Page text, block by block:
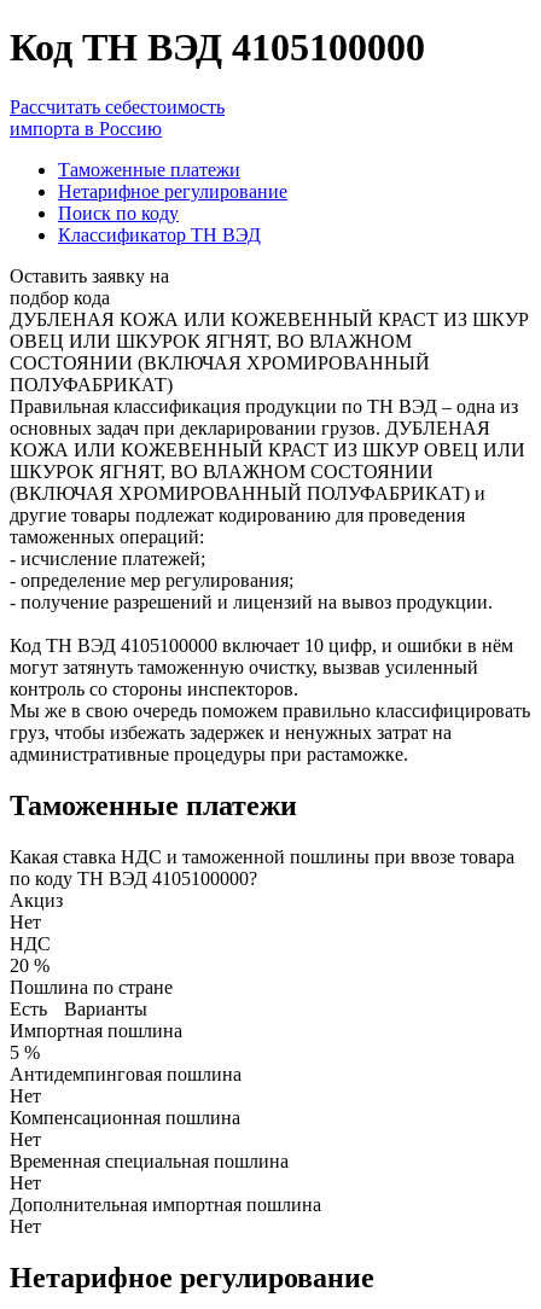
Код ТН ВЭД 4105100000
Рассчитать себестоимость
импорта в Россию
Таможенные платежи
Нетарифное регулирование
Поиск по коду
Классификатор ТН ВЭД
Оставить заявку на
подбор кода
ДУБЛЕНАЯ КОЖА ИЛИ КОЖЕВЕННЫЙ КРАСТ ИЗ ШКУР
ОВЕЦ ИЛИ ШКУРОК ЯГНЯТ, ВО ВЛАЖНОМ
СОСТОЯНИИ (ВКЛЮЧАЯ ХРОМИРОВАННЫЙ
ПОЛУФАБРИКАТ)
Правильная классификация продукции по ТН ВЭД – одна из
основных задач при декларировании грузов. ДУБЛЕНАЯ
КОЖА ИЛИ КОЖЕВЕННЫЙ КРАСТ ИЗ ШКУР ОВЕЦ ИЛИ
ШКУРОК ЯГНЯТ, ВО ВЛАЖНОМ СОСТОЯНИИ
(ВКЛЮЧАЯ ХРОМИРОВАННЫЙ ПОЛУФАБРИКАТ) и
другие товары подлежат кодированию для проведения
таможенных операций:
- исчисление платежей;
- определение мер регулирования;
- получение разрешений и лицензий на вывоз продукции.
Код ТН ВЭД 4105100000 включает 10 цифр, и ошибки в нём
могут затянуть таможенную очистку, вызвав усиленный
контроль со стороны инспекторов.
Мы же в свою очередь поможем правильно классифицировать
груз, чтобы избежать задержек и ненужных затрат на
административные процедуры при растаможке.
Таможенные платежи
Какая ставка НДС и таможенной пошлины при ввозе товара
по коду ТН ВЭД 4105100000?
Акциз
Нет
НДС
20 %
Пошлина по стране
Есть
Варианты
Импортная пошлина
5 %
Антидемпинговая пошлина
Нет
Компенсационная пошлина
Нет
Временная специальная пошлина
Нет
Дополнительная импортная пошлина
Нет
Нетарифное регулирование